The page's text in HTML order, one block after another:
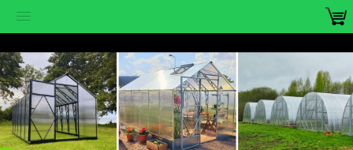
vub2s3u0e8ax988aplqy4qocwdw7b4